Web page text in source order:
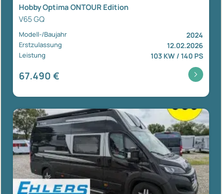
Hobby Optima ONTOUR Edition
V65 GQ
Modell-/Baujahr 2024
Erstzulassung 12.02.2026
Leistung 103 KW / 140 PS
67.490 €